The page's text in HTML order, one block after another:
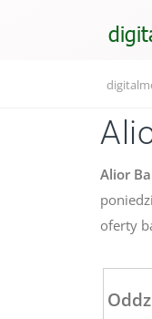
Alior
oferty